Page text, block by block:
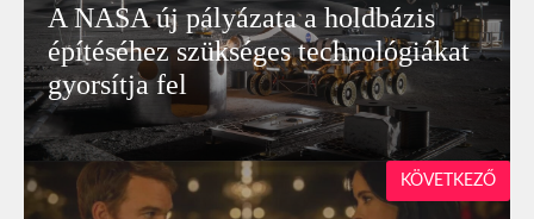
A NASA új pályázata a holdbázis
építéséhez szükséges technológiákat
gyorsítja fel
KÖVETKEZŐ